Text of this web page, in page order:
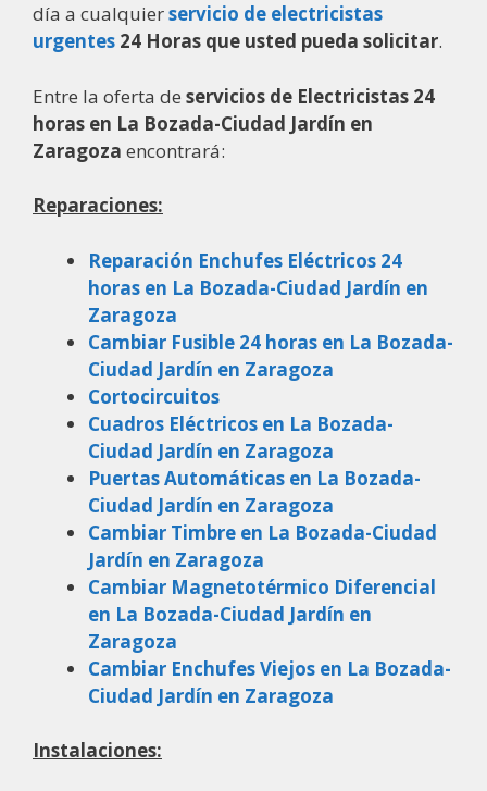
día a cualquierservicio de electricistas
urgentes 24 Horas que usted pueda solicitar.
Entre la oferta de servicios de Electricistas 24
horas en La Bozada-Ciudad Jardín en
Zaragoza encontrará:
Reparaciones:
Reparación Enchufes Eléctricos 24
horas en La Bozada-Ciudad Jardín en
Zaragoza
Cambiar Fusible 24 horas en La Bozada-
Ciudad Jardín en Zaragoza
Cortocircuitos
Cuadros Eléctricos en La Bozada-
Ciudad Jardín en Zaragoza
Puertas Automáticas en La Bozada-
Ciudad Jardín en Zaragoza
Cambiar Timbre en La Bozada-Ciudad
Jardín en Zaragoza
Cambiar Magnetotérmico Diferencial
en La Bozada-Ciudad Jardín en
Zaragoza
Cambiar Enchufes Viejos en La Bozada-
Ciudad Jardín en Zaragoza
Instalaciones: